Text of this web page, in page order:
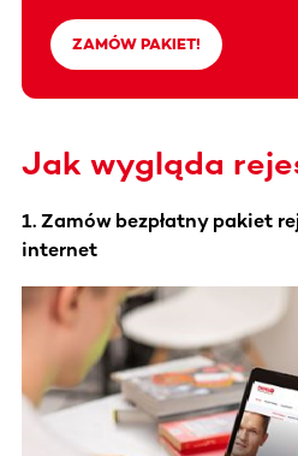
ZAMÓW PAKIET!
Jak wygląda
1. Zamów bezpłatny pakiet
internet